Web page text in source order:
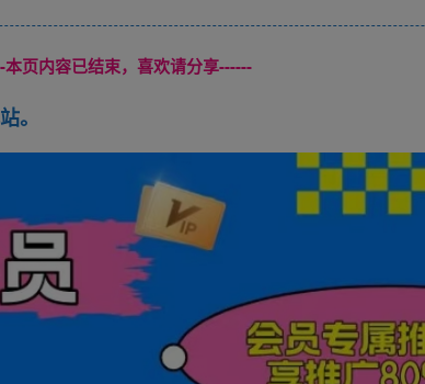
本页内容已结束，喜欢请分享------
。